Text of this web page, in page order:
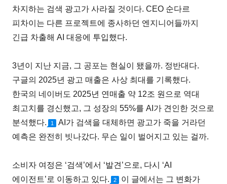
차지하는 검색 광고가 사라질 것이다. CEO 순다르
피차이는 다른 프로젝트에 종사하던 엔지니어들까지
긴급 차출해 AI 대응에 투입했다.
3년이 지난 지금, 그 공포는 현실이 됐을까. 정반대다.
구글의 2025년 광고 매출은 사상 최대를 기록했다.
한국의 네이버도 2025년 연매출 약 12조 원으로 역대
최고치를 경신했고, 그 성장의 55%를 AI가 견인한 것으로
분석했다.
1
AI가 검색을 대체하면 광고가 죽을 거라던
예측은 완전히 빗나갔다. 무슨 일이 벌어지고 있는 걸까.
소비자 여정은 ‘검색’에서 ‘발견’으로, 다시 ‘AI
에이전트’로 이동하고 있다.
2
이 글에서는 그 변화가